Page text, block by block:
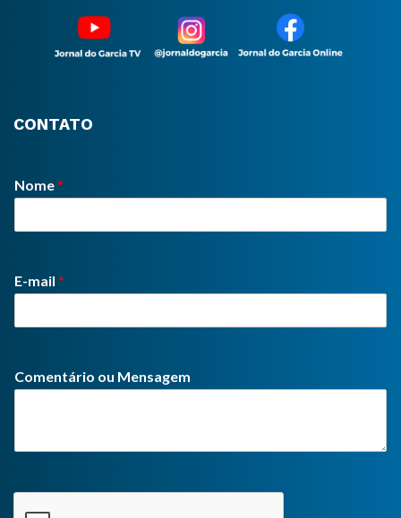
CONTATO
Nome*
E-mail *
Comentário ou Mensagem